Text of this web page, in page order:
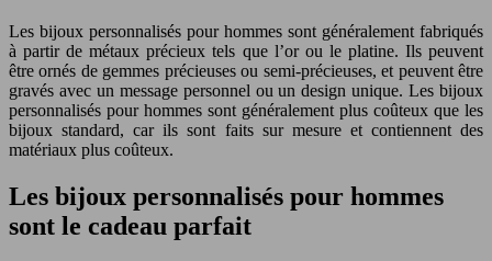
Les bijoux personnalisés pour hommes sont généralement fabriqués
à partir de métaux précieux tels que l’or ou le platine. Ils peuvent
être ornés de gemmes précieuses ou semi-précieuses, et peuvent être
gravés avec un message personnel ou un design unique. Les bijoux
personnalisés pour hommes sont généralement plus coûteux que les
bijoux standard, car ils sont faits sur mesure et contiennent des
matériaux plus coûteux.
Les bijoux personnalisés pour hommes
sont le cadeau parfait